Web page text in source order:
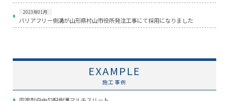
2023年01月
バリアフリー側溝が山形県村山市役所発注工事にて採用になりました
EXAMPLE
施工事例